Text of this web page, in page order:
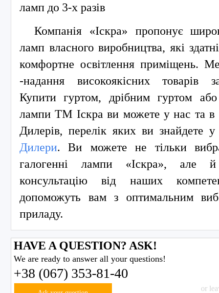
ламп до 3-х разів
Компанія «Іскра» пропонує
ламп власного виробництва, які
комфортне освітлення приміщень.
-надання високоякісних товарів
Купити гуртом, дрібним гуртом або
лампи ТМ Іскра ви можете у нас та в
Дилерів, перелік яких ви знайдете
Дилери. Ви можете не тільки
галогенні лампи «Іскра», але
консультацію від наших
допоможуть вам з оптимальним
приладу.
HAVE A QUESTION? ASK!
We are ready to answer all your questions!
+38 (067) 353-81-40
or